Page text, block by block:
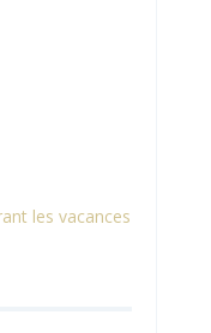
les vacances